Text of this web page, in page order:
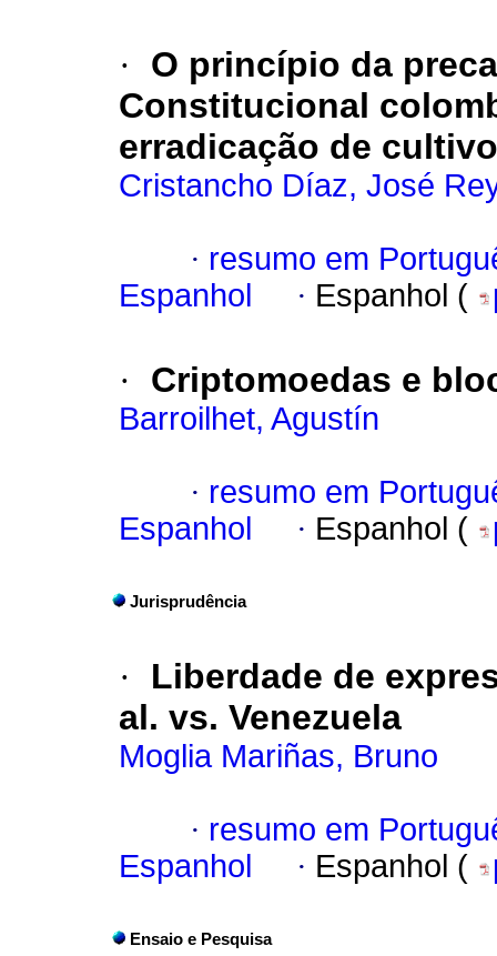
·
O princípio da
Constitucional
erradicação de
Cristancho Díaz, José
· resumo em
Espanhol
· Espanhol (
· Criptomoedas e
Barroilhet, Agustín
· resumo em
Espanhol
· Espanhol (
Jurisprudência
·
Liberdade de
al. vs. Venezuela
Moglia Mariñas, Bruno
· resumo em
Espanhol
· Espanhol (
Ensaio e Pesquisa